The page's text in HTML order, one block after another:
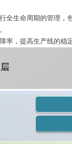
全生命周期的管理
率，提高生产线的稳